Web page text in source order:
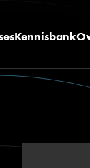
Kennisbank